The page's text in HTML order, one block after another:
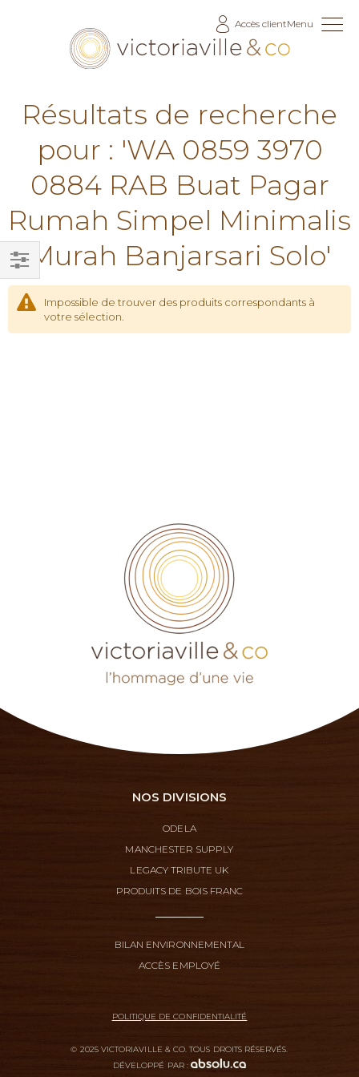
Accès clientMenu
Résultats de recherche
pour : 'WA 0859 3970
0884 RAB Buat Pagar
Rumah Simpel Minimalis
Murah Banjarsari Solo'
Impossible de trouver des produits correspondants à
votre sélection.
Filtrer
par
NOS DIVISIONS
ODELA
MANCHESTER SUPPLY
LEGACY TRIBUTE UK
PRODUITS DE BOIS FRANC
BILAN ENVIRONNEMENTAL
ACCÈS EMPLOYÉ
POLITIQUE DE CONFIDENTIALITÉ
© 2025 VICTORIAVILLE & CO. TOUS DROITS RÉSERVÉS.
DÉVELOPPÉ PAR :